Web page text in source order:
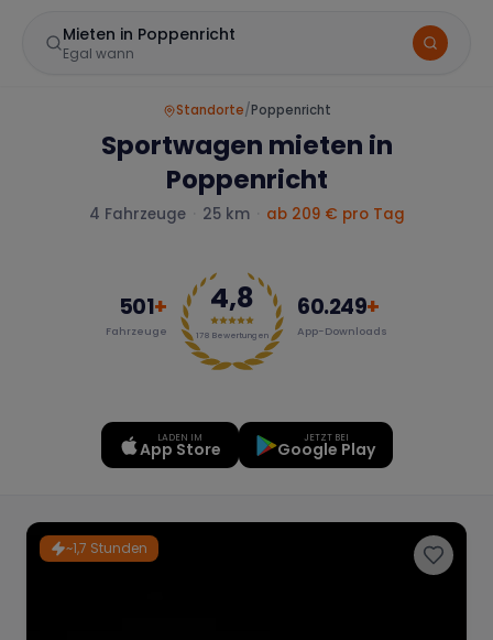
Mieten in Poppenricht
Egal wann
Marke
Porsche Lamborghini Ferrari
Wann
Standorte/Poppenricht
Sportwagen mieten in
Poppenricht
4 Fahrzeuge 25 km ab 209€ pro Tag
501+
Fahrzeuge
4,8
178 Bewertungen
60.249+
App-Downloads
LADEN IM
App Store
JETZT BEI
Google Play
~1,7 Stunden